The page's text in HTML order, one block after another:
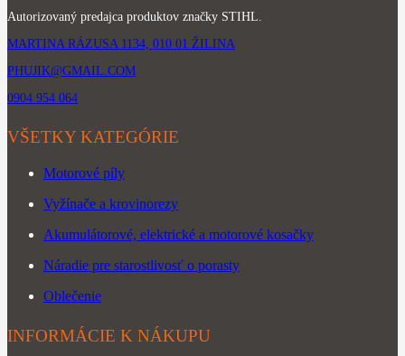
Autorizovaný predajca produktov značky STIHL.
MARTINA RÁZUSA 1134, 010 01 ŽILINA
PHUJIK@GMAIL.COM
0904 954 064
VŠETKY KATEGÓRIE
Motorové píly
Vyžínače a krovinorezy
Akumulátorové, elektrické a motorové kosačky
Náradie pre starostlivosť o porasty
Oblečenie
INFORMÁCIE K NÁKUPU